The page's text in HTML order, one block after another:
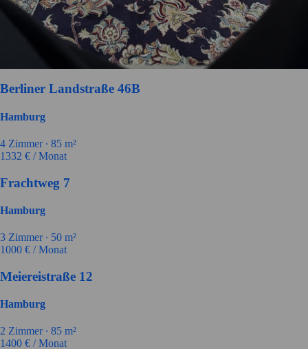
Berliner Landstraße 46B
Hamburg
4 Zimmer ∙ 85 m²
1332 € / Monat
Frachtweg 7
Hamburg
3 Zimmer ∙ 50 m²
1000 € / Monat
Meiereistraße 12
Hamburg
2 Zimmer ∙ 85 m²
1400 € / Monat